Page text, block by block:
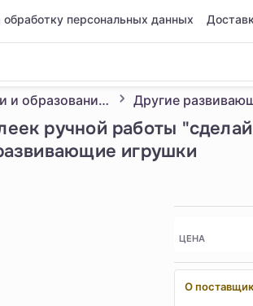
обработку персональных данных
Головоломки, науки и образования игрушки Другие
ручной работы
игрушки
ЦЕНА
О